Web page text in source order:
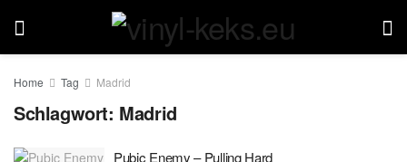
Home Tag Madrid
Schlagwort: Madrid
Pubic Enemy – Pulling Hard